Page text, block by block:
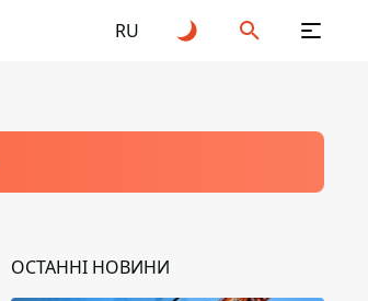
RU
ОСТАННІ НОВИНИ